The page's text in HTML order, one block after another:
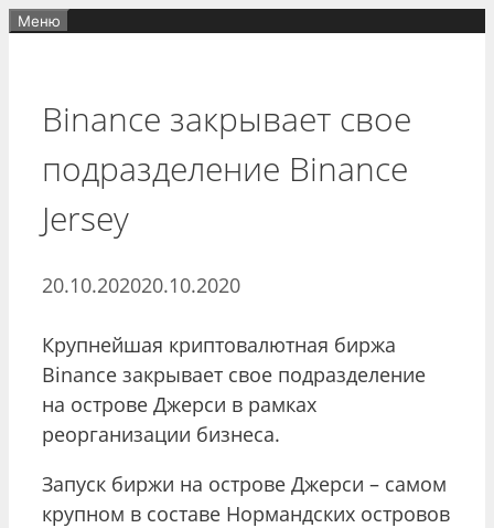
Перейти
Меню
Binance закрывает свое
подразделение Binance
Jersey
20.10.202020.10.2020
Крупнейшая криптовалютная биржа
Binance закрывает свое подразделение
на острове Джерси в рамках
реорганизации бизнеса.
Запуск биржи на острове Джерси – самом
крупном в составе Нормандских островов